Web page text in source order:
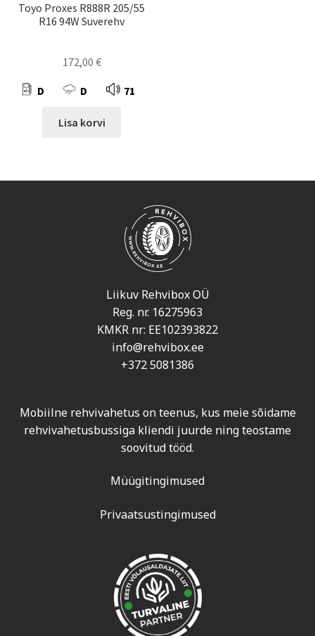
Toyo Proxes R888R 205/55
R16 94W Suverehv
172,00 €
D D 71
Lisa korvi
Liikuv Rehvibox OÜ
Reg. nr. 16275963
KMKR nr: EE102393822
info@rehvibox.ee
+372 5081386
Mobiilne rehvivahetus on teenus, kus meie sõidame
rehvivahetusbussiga kliendi juurde ning teostame
soovitud tööd.
Müügitingimused
Privaatsustingimused